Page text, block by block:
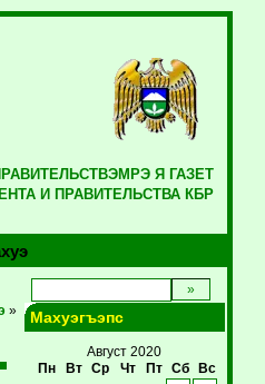
Я ГАЗЕТ
И ПРАВИТЕЛЬСТВА КБР
» Махуэгъэпс
Август 2020
Пн
Вт Ср Чт Пт Сб Вс